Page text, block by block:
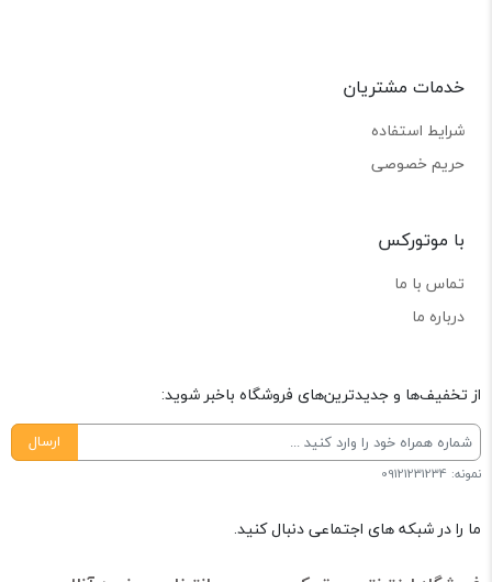
خدمات مشتریان
شرایط استفاده
حریم خصوصی
با موتورکس
تماس با ما
درباره ما
از تخفیف‌ها و جدیدترین‌های فروشگاه باخبر شوید:
ارسال
نمونه: 09121231234
ما را در شبکه های اجتماعی دنبال کنید.